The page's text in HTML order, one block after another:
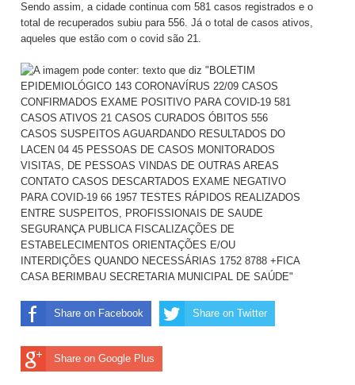
Sendo assim, a cidade continua com 581 casos registrados e o
total de recuperados subiu para 556. Já o total de casos ativos,
aqueles que estão com o covid são 21.
Share on Facebook Share on Twitter
Share on Google Plus